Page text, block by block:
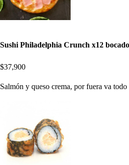
Sushi Philadelphia Crunch x12
$37,900
Salmón y queso crema, por fuera va todo